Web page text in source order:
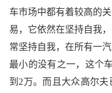
车市场中都有着较高的
易，它依然在坚持自我
常坚持自我，在所有一
最小的没有之一，这个
到2万。而且大众高尔